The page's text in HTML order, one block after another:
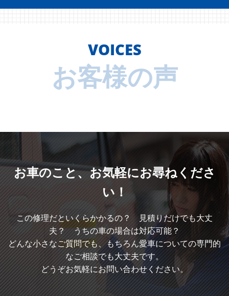
お客様の声
VOICES
お車のこと、お気軽にお尋ねくださ
い！
この修理だといくらかかるの？ 見積りだけでも大丈
夫？ うちの車の場合は対応可能？
どんな小さなご質問でも、もちろん愛車についての専門的
なご相談でも大丈夫です。
どうぞお気軽にお問い合わせください。